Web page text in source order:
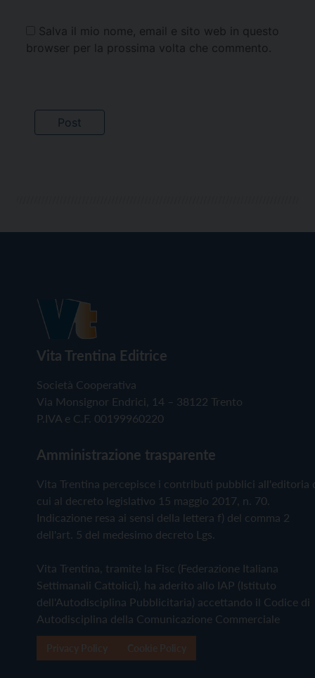
Salva il mio nome, email e sito web in questo
browser per la prossima volta che commento.
Vita Trentina Editrice
Società Cooperativa
Via Monsignor Endrici, 14 – 38122 Trento
P.IVA e C.F. 00199960220
Amministrazione trasparente
Vita Trentina percepisce i contributi pubblici all'editoria
cui al decreto legislativo 15 maggio 2017, n. 70.
Indicazione resa ai sensi della lettera f) del comma 2
dell'art. 5 del medesimo decreto Lgs.
Vita Trentina, tramite la Fisc (Federazione Italiana
Settimanali Cattolici), ha aderito allo IAP (Istituto
dell'Autodisciplina Pubblicitaria) accettando il Codice di
Autodisciplina della Comunicazione Commerciale